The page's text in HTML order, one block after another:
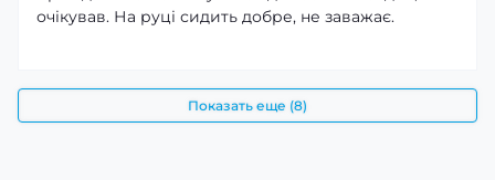
очікував. На руці сидить добре, не заважає.
Показать еще (8)